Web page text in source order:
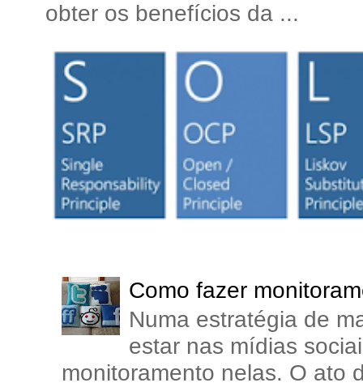
obter os benefícios da ...
Como fazer
Numa estratégia de
estar nas mídias
monitoramento nelas. O ato